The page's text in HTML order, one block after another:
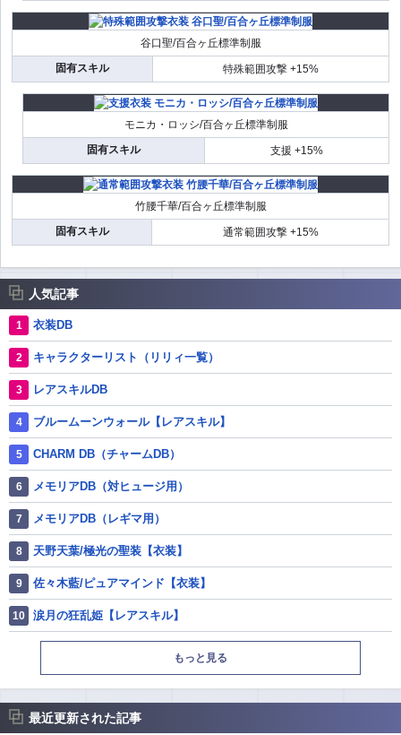
谷口聖/百合ヶ丘標準制服
固有スキル
特殊範囲攻撃 +15%
モニカ・ロッシ/百合ヶ丘標準制服
固有スキル
支援 +15%
竹腰千華/百合ヶ丘標準制服
固有スキル
通常範囲攻撃 +15%
人気記事
衣装DB
キャラクターリスト（リリィ一覧）
レアスキルDB
ブルームーンウォール【レアスキル】
CHARM DB（チャームDB）
メモリアDB（対ヒュージ用）
メモリアDB（レギマ用）
天野天葉/極光の聖装【衣装】
佐々木藍/ピュアマインド【衣装】
涙月の狂乱姫【レアスキル】
もっと見る
最近更新された記事